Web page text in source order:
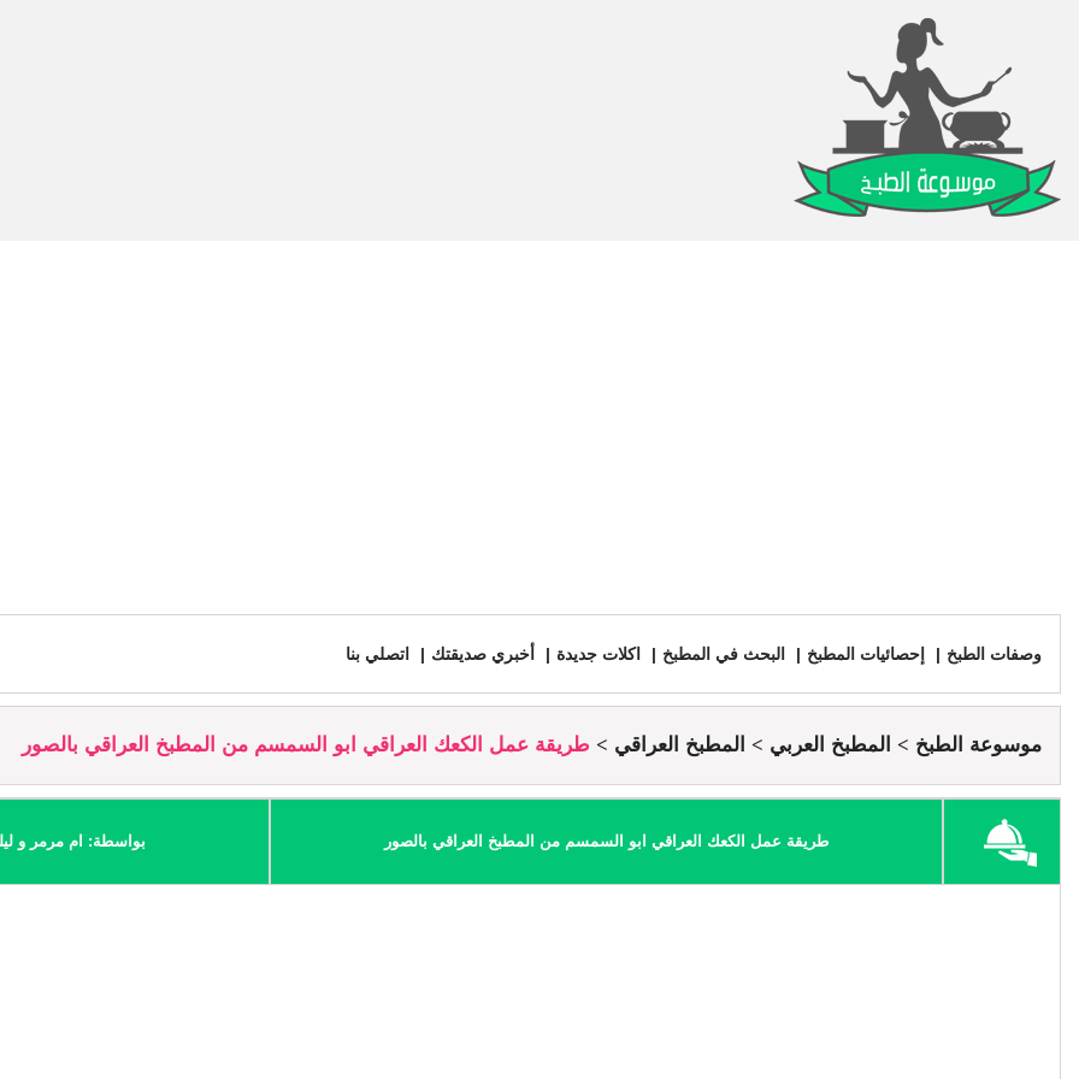
وصفات الطبخ إحصائيات المطبخ البحث في المطبخ اكلات جديدة أخبري صديقتك اتصلي بنا
موسوعة الطبخ المطبخ العربي المطبخ العراقي طريقة عمل الكعك العراقي ابو السمسم من المطبخ العراقي بالصور
طريقة عمل الكعك العراقي ابو السمسم من المطبخ العراقي بالصور بواسطة: ام مرمر و